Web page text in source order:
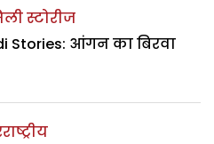
स्टोरीज
Stories: आंगन का बिरवा